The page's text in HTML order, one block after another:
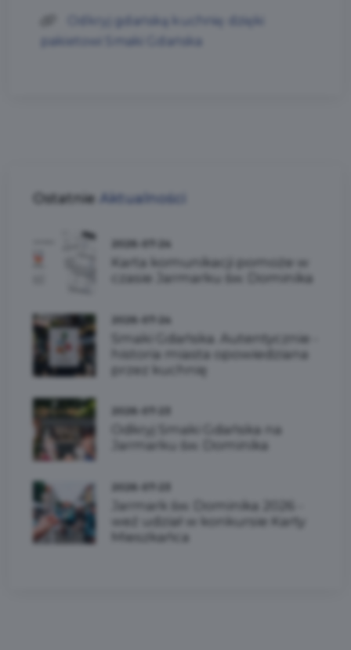
Odkryj gdańską kuchnię dzięki
pakietowi Smaki Gdańska
Ostatnie Aktualności
Karta komunikacji pomoże w
czasie Jarmarku św. Dominika
Smaki Gdańska. Autentycznie -
historia miasta opowiedziana
przez kuchnię
Odkryj Smaki Gdańska na
Jarmarku św. Dominika
Jarmark św. Dominika 2026 -
weź udział w konkursie Karty
Mieszkańca